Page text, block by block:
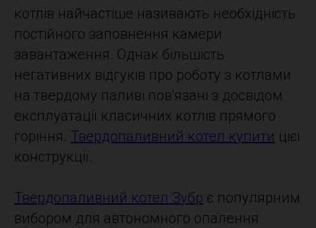
котлів найчастіше називають необхідність
постійного заповнення камери
завантаження. Однак більшість
негативних відгуків про роботу з котлами
на твердому паливі пов'язані з досвідом
експлуатації класичних котлів прямого
горіння. Твердопаливний котел купити цієї
конструкції.
Твердопаливний котел Зубр є популярним
вибором для автономного опалення